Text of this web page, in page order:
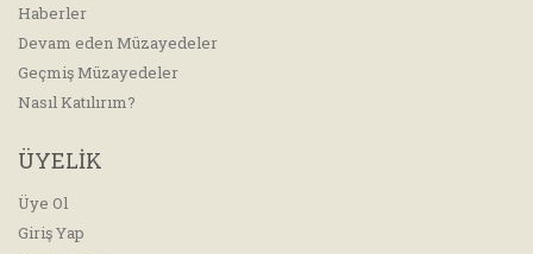
Haberler
Devam eden Müzayedeler
Geçmiş Müzayedeler
Nasıl Katılırım?
ÜYELİK
Üye Ol
Giriş Yap